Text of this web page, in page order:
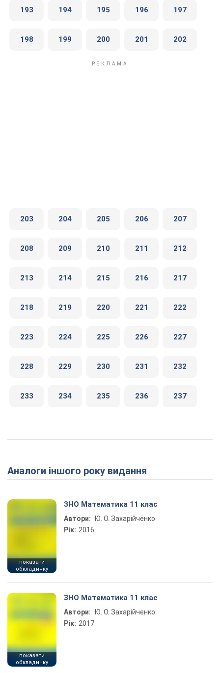
193 194 195 196 197
198 199 200 201 202
203 204 205 206 207
208 209 210 211 212
213 214 215 216 217
218 219 220 221 222
223 224 225 226 227
228 229 230 231 232
233 234 235 236 237
Аналоги іншого року видання
показати
обкладинку
ЗНО Математика 11 клас
Автори:
Ю. О. Захарійченко
Рік: 2016
показати
обкладинку
ЗНО Математика 11 клас
Автори:
Ю. О. Захарійченко
Рік: 2017